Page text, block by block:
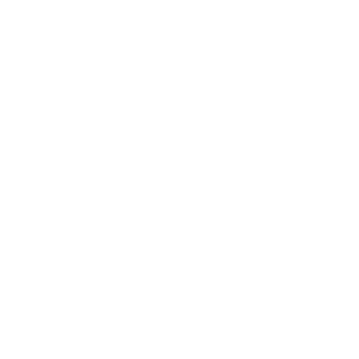
了承ください。
をご了承くださ
です。
ず変更すること
) : 1000ppm、
、